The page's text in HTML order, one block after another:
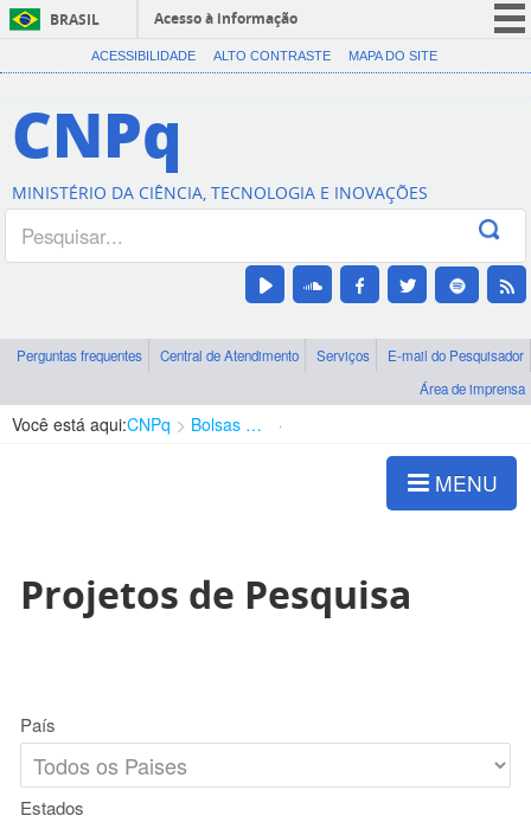
BRASIL
Acesso à informação
CORONAVÍRUS (COVID-19)
Canais
ACESSIBILIDADE ALTO CONTRASTE MAPA DO SITE
CNPq
MINISTÉRIO DA CIÊNCIA, TECNOLOGIA E INOVAÇÕES
Perguntas frequentes Central de Atendimento Serviços
E-mail do Pesquisador
Área de imprensa
Você está aqui:CNPq Bolsas e Auxílios Vigentes
MENU
Projetos de Pesquisa
País
Estados